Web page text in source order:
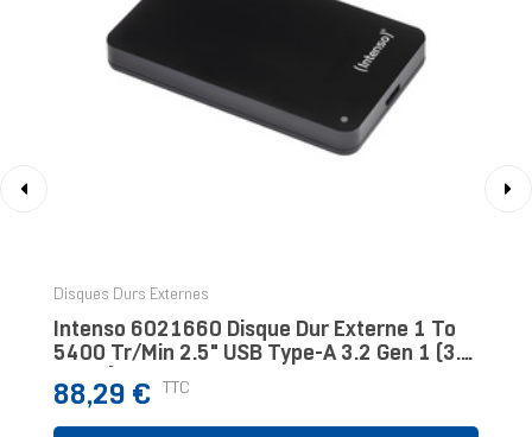
Disques Durs Externes
Intenso 6021660 Disque Dur Externe 1 To
5400 Tr/min 2.5" USB Type-A 3.2 Gen 1 (3.1
Prix
88,29 € TTC